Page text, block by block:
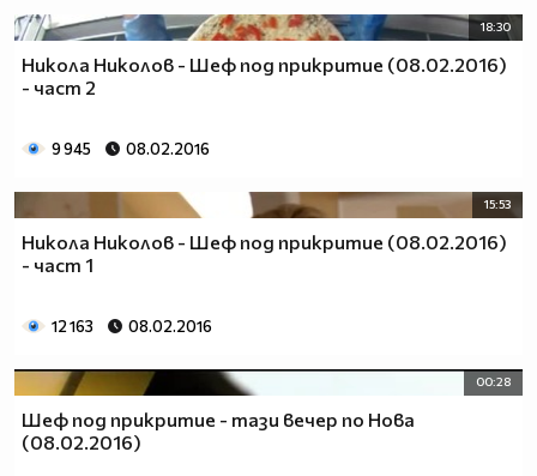
18:30
Никола Николов - Шеф под прикритие (08.02.2016)
- част 2
9 945 08.02.2016
15:53
Никола Николов - Шеф под прикритие (08.02.2016)
- част 1
12 163 08.02.2016
00:28
Шеф под прикритие - тази вечер по Нова
(08.02.2016)